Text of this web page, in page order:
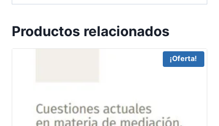
Productos relacionados
¡Oferta!